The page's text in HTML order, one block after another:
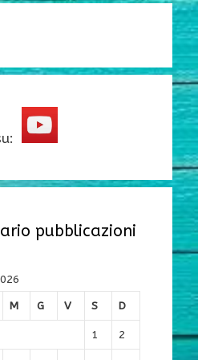
pubblicazioni
M G V S D
1 2